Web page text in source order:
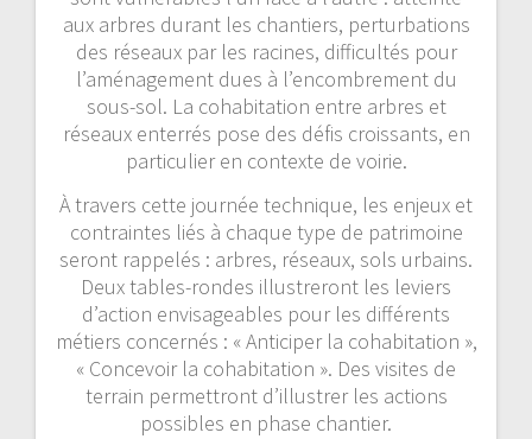
aux arbres durant les chantiers, perturbations
des réseaux par les racines, difficultés pour
l’aménagement dues à l’encombrement du
sous-sol. La cohabitation entre arbres et
réseaux enterrés pose des défis croissants, en
particulier en contexte de voirie.
À travers cette journée technique, les enjeux et
contraintes liés à chaque type de patrimoine
seront rappelés : arbres, réseaux, sols urbains.
Deux tables-rondes illustreront les leviers
d’action envisageables pour les différents
métiers concernés : « Anticiper la cohabitation »,
« Concevoir la cohabitation ». Des visites de
terrain permettront d’illustrer les actions
possibles en phase chantier.